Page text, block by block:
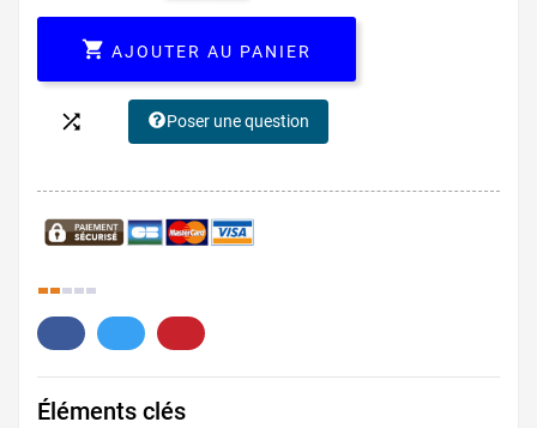
 AJOUTER AU PANIER
 Poser une question
Éléments clés